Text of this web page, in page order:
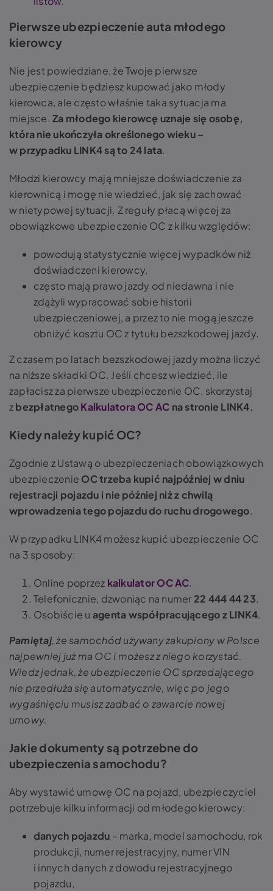
Pierwsze ubezpieczenie auta młodego
kierowcy
Nie jest powiedziane, że Twoje pierwsze
ubezpieczenie będziesz kupować jako młody
kierowca, ale często właśnie taka sytuacja ma
miejsce.Za młodego kierowcę uznaje się osobę,
która nie ukończyła określonego wieku –
w przypadku LINK4 są to 24 lata.
Młodzi kierowcy mają mniejsze doświadczenie za
kierownicą i mogę nie wiedzieć, jak się zachować
w nietypowej sytuacji. Z reguły płacą więcej za
obowiązkowe ubezpieczenie OC z kilku względów:
powodują statystycznie więcej wypadków niż
doświadczeni kierowcy,
często mają prawo jazdy od niedawna i nie
zdążyli wypracować sobie historii
ubezpieczeniowej, a przez to nie mogą jeszcze
obniżyć kosztu OC z tytułu bezszkodowej jazdy.
Z czasem po latach bezszkodowej jazdy można liczyć
na niższe składki OC. Jeśli chcesz wiedzieć, ile
zapłacisz za pierwsze ubezpieczenie OC, skorzystaj
zbezpłatnegoKalkulatora OC AC na stronie LINK4.
Kiedy należy kupić OC?
Zgodnie z Ustawą o ubezpieczeniach obowiązkowych
ubezpieczenie OC trzeba kupić najpóźniej w dniu
rejestracji pojazdu i nie później niż z chwilą
wprowadzenia tego pojazdu do ruchu drogowego.
W przypadku LINK4 możesz kupić ubezpieczenie OC
na 3 sposoby:
Online poprzez kalkulator OC AC.
Telefonicznie, dzwoniąc na numer 22 444 44 23.
Osobiście u agenta współpracującego z LINK4.
Pamiętaj, że samochód używany zakupiony w Polsce
najpewniej już ma OC i możesz z niego korzystać.
Wiedz jednak, że ubezpieczenie OC sprzedającego
nie przedłuża się automatycznie, więc po jego
wygaśnięciu musisz zadbać o zawarcie nowej
umowy.
Jakie dokumenty są potrzebne do
ubezpieczenia samochodu?
Aby wystawić umowę OC na pojazd, ubezpieczyciel
potrzebuje kilku informacji od młodego kierowcy:
danych pojazdu – marka, model samochodu, rok
produkcji, numer rejestracyjny, numer VIN
i innych danych z dowodu rejestracyjnego
pojazdu,